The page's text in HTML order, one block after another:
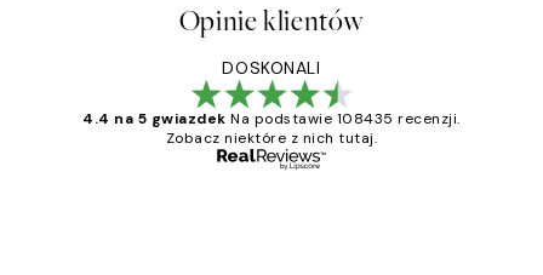
Opinie klientów
DOSKONALI
4.4 na 5 gwiazdek Na podstawie 108435 recenzji.
Zobacz niektóre z nich tutaj.